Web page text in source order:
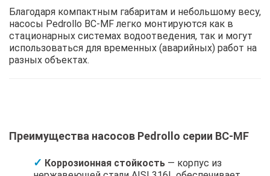
Благодаря компактным габаритам и небольшому весу,
насосы Pedrollo BC-MF легко монтируются как в
стационарных системах водоотведения, так и могут
использоваться для временных (аварийных) работ на
разных объектах.
Преимущества насосов Pedrollo серии BC-MF
Коррозионная стойкость — корпус из